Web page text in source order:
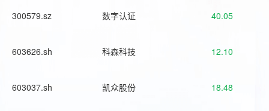
300579.sz 数字认证 40.05
603626.sh 科森科技 12.10
603037.sh 凯众股份 18.48